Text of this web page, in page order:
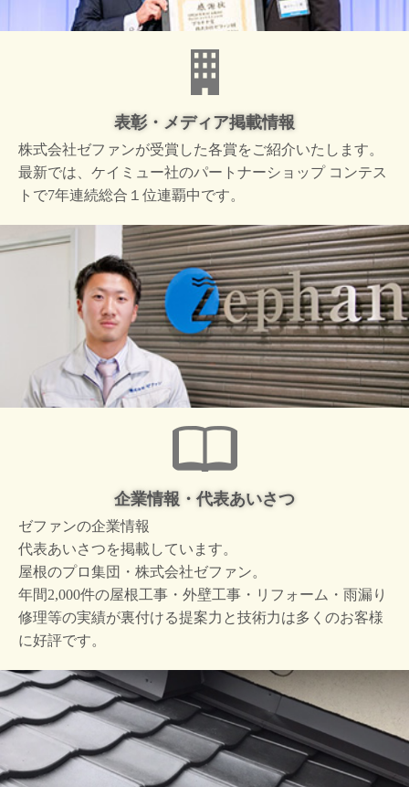
表彰・メディア掲載情報
株式会社ゼファンが受賞した各賞をご紹介いたします。
最新では、ケイミュー社のパートナーショップ コンテス
トで7年連続総合１位連覇中です。
企業情報・代表あいさつ
ゼファンの企業情報
代表あいさつを掲載しています。
屋根のプロ集団・株式会社ゼファン。
年間2,000件の屋根工事・外壁工事・リフォーム・雨漏り
修理等の実績が裏付ける提案力と技術力は多くのお客様
に好評です。